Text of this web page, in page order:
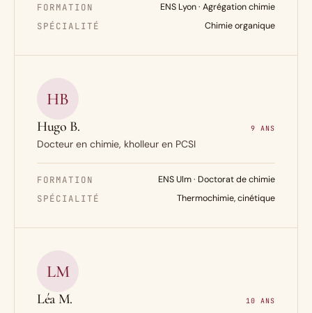
FORMATION ENS Lyon · Agrégation chimie
SPÉCIALITÉ Chimie organique
HB
Hugo B. 9 ANS
Docteur en chimie, kholleur en PCSI
FORMATION ENS Ulm · Doctorat de chimie
SPÉCIALITÉ Thermochimie, cinétique
LM
Léa M. 10 ANS